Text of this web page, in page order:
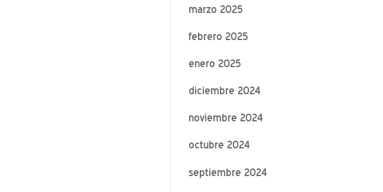
marzo 2025
febrero 2025
enero 2025
diciembre 2024
noviembre 2024
octubre 2024
septiembre 2024